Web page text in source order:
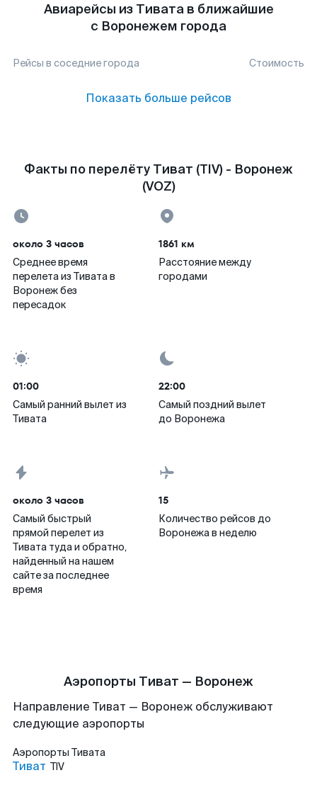
Авиарейсы из Тивата в ближайшие
с Воронежем города
Рейсы в соседние города Стоимость
Показать больше рейсов
Факты по перелёту Тиват (TIV) - Воронеж
(VOZ)
около 3 часов
Среднее время
перелета из Тивата в
Воронеж без
пересадок
1861 км
Расстояние между
городами
01:00
Самый ранний вылет из
Тивата
22:00
Самый поздний вылет
до Воронежа
около 3 часов
Самый быстрый
прямой перелет из
Тивата туда и обратно,
найденный на нашем
сайте за последнее
время
15
Количество рейсов до
Воронежа в неделю
Аэропорты Тиват — Воронеж
Направление Тиват — Воронеж обслуживают
следующие аэропорты
Аэропорты Тивата
Тиват TIV